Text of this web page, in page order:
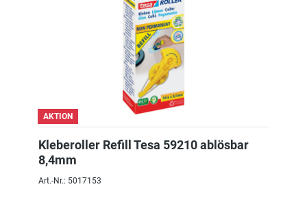
AKTION
Kleberoller Refill Tesa 59210 ablösbar
8,4mm
Art.-Nr.: 5017153